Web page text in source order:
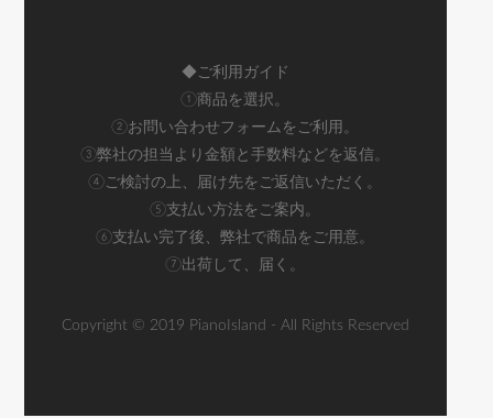
◆ご利用ガイド
①商品を選択。
②お問い合わせフォームをご利用。
③弊社の担当より金額と手数料などを返信。
④ご検討の上、届け先をご返信いただく。
⑤支払い方法をご案内。
⑥支払い完了後、弊社で商品をご用意。
⑦出荷して、届く。
Copyright © 2019 PianoIsland - All Rights Reserved